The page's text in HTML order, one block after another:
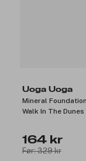
Uoga Uoga
Mineral
Walk In The Dunes
164 kr
Før: 329 kr